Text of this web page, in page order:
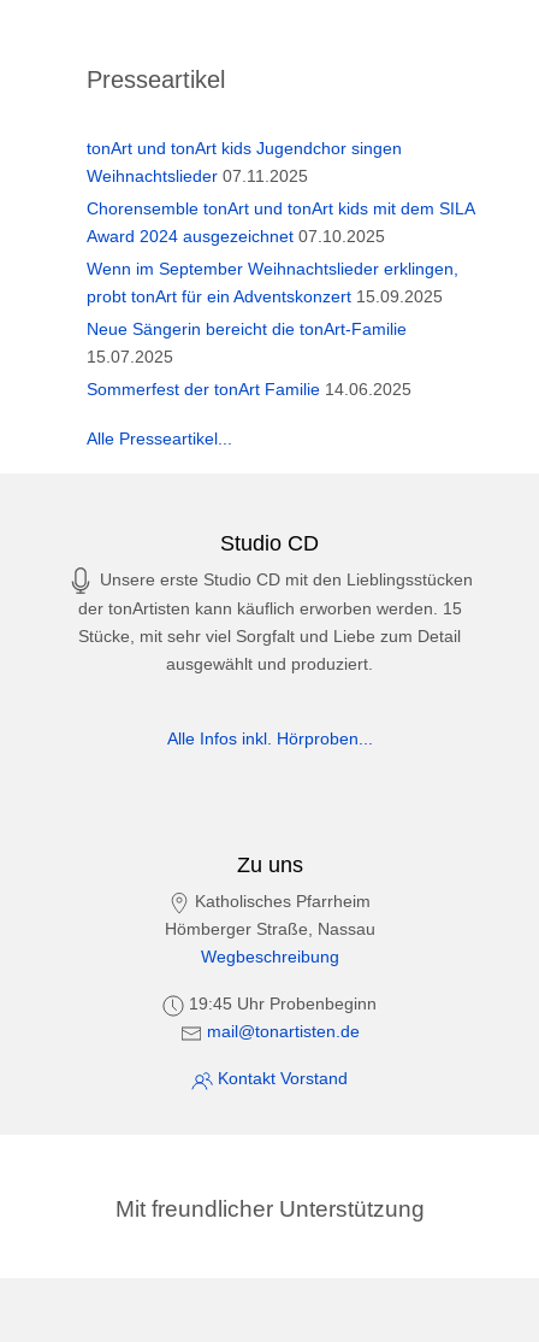
Presseartikel
tonArt und tonArt kids Jugendchor singen
Weihnachtslieder 07.11.2025
Chorensemble tonArt und tonArt kids mit dem SILA
Award 2024 ausgezeichnet 07.10.2025
Wenn im September Weihnachtslieder erklingen,
probt tonArt für ein Adventskonzert 15.09.2025
Neue Sängerin bereicht die tonArt-Familie
15.07.2025
Sommerfest der tonArt Familie 14.06.2025
Alle Presseartikel...
Studio CD
Unsere erste Studio CD mit den Lieblingsstücken
der tonArtisten kann käuflich erworben werden. 15
Stücke, mit sehr viel Sorgfalt und Liebe zum Detail
ausgewählt und produziert.
Alle Infos inkl. Hörproben...
Zu uns
Katholisches Pfarrheim
Hömberger Straße, Nassau
Wegbeschreibung
19:45 Uhr Probenbeginn
mail@tonartisten.de
Kontakt Vorstand
Mit freundlicher Unterstützung